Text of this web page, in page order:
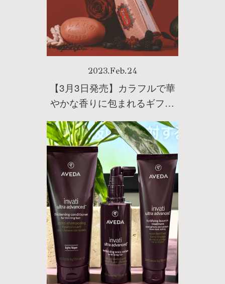
2023.Feb.24
【3月3日発売】カラフルで華
やかな香りに包まれるギフト
はいかが？ポルトガル発
『CLAUS PORTO(クラウス
ポルト)』の新作